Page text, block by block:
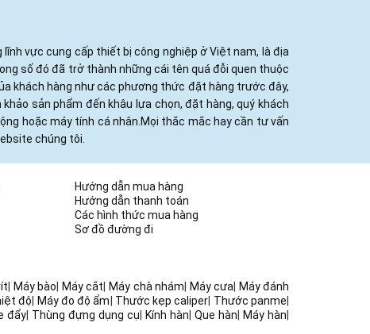
vực cung cấp thiết bị công nghiệp ở Việt nam, là địa
số đó đã trở thành những cái tên quá đỗi quen thuộc
khách hàng như các phương thức đặt hàng trước đây,
sản phẩm đến khâu lựa chọn, đặt hàng, quý khách
hoặc máy tính cá nhân.Mọi thắc mắc hay cần tư vấn
chúng tôi.
Hướng dẫn mua hàng
Hướng dẫn thanh toán
Các hình thức mua hàng
Sơ đồ đường đi
| Máy bào| Máy cắt| Máy chà nhám| Máy cưa| Máy đánh
độ| Máy đo độ ẩm| Thước kẹp caliper| Thước panme|
đẩy| Thùng đựng dụng cụ| Kính hàn| Que hàn| Máy hàn|